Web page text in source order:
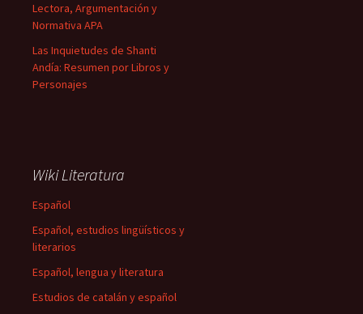
Lectora, Argumentación y
Normativa APA
Las Inquietudes de Shanti
Andía: Resumen por Libros y
Personajes
Wiki Literatura
Español
Español, estudios lingüísticos y
literarios
Español, lengua y literatura
Estudios de catalán y español